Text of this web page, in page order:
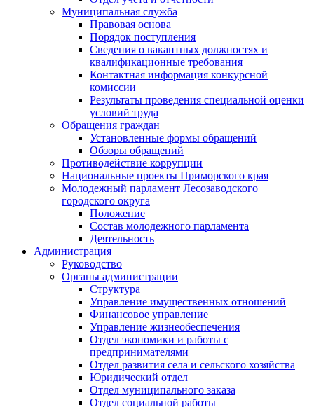
Муниципальная служба
Правовая основа
Порядок поступления
Сведения о вакантных должностях и
квалификационные требования
Контактная информация конкурсной
комиссии
Результаты проведения специальной оценки
условий труда
Обращения граждан
Установленные формы обращений
Обзоры обращений
Противодействие коррупции
Национальные проекты Приморского края
Молодежный парламент Лесозаводского
городского округа
Положение
Состав молодежного парламента
Деятельность
Администрация
Руководство
Органы администрации
Структура
Управление имущественных отношений
Финансовое управление
Управление жизнеобеспечения
Отдел экономики и работы с
предпринимателями
Отдел развития села и сельского хозяйства
Юридический отдел
Отдел муниципального заказа
Отдел социальной работы